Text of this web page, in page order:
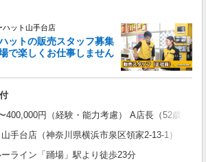
ット山手台店
ットの販売スタッフ募集
で楽しくお仕事しません
400,000円（経験・能力考慮） A店長（52歳）
山手台店（神奈川県横浜市泉区領家2-13-1） ★
ライン「踊場」駅より徒歩23分